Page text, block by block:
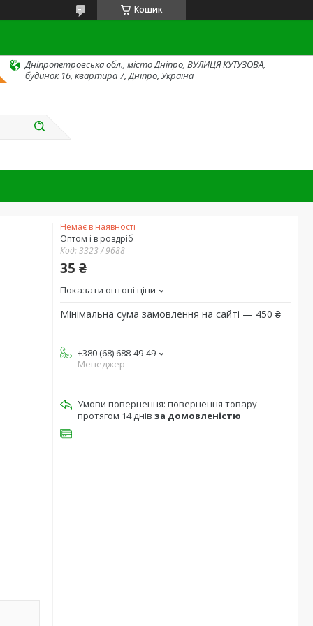
Кошик
Дніпропетровська обл., місто Дніпро, ВУЛИЦЯ КУТУЗОВА,
будинок 16, квартира 7, Дніпро, Україна
Немає в наявності
Оптом і в роздріб
Код:3323 / 9688
35 ₴
Показати оптові ціни
Мінімальна сума замовлення на сайті — 450 ₴
+380 (68) 688-49-49
Менеджер
повернення товару
протягом 14 днів за домовленістю